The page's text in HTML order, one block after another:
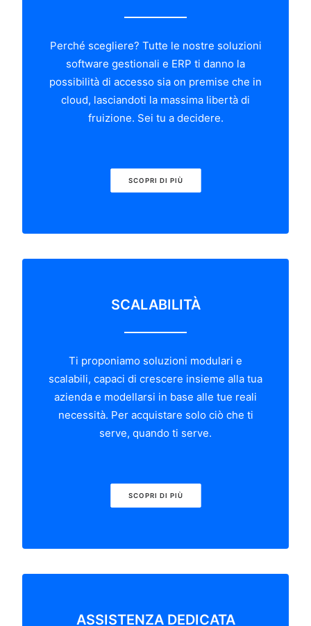
SCALABILITÀ
Ti proponiamo soluzioni modulari e
scalabili, capaci di crescere insieme alla tua
azienda e modellarsi in base alle tue reali
necessità. Per acquistare solo ciò che ti
serve, quando ti serve.
SCOPRI DI PIÙ
Perché scegliere? Tutte le nostre soluzioni
software gestionali e ERP ti danno la
possibilità di accesso sia on premise che in
cloud, lasciandoti la massima libertà di
fruizione. Sei tu a decidere.
SCOPRI DI PIÙ
ASSISTENZA DEDICATA